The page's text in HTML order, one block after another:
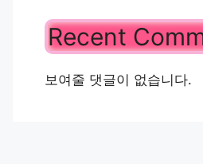
Recent
보여줄 댓글이 없습니다.